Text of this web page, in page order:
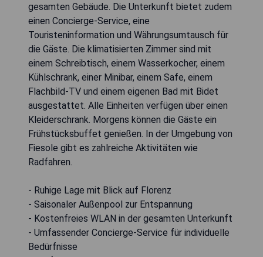
gesamten Gebäude. Die Unterkunft bietet zudem
einen Concierge-Service, eine
Touristeninformation und Währungsumtausch für
die Gäste. Die klimatisierten Zimmer sind mit
einem Schreibtisch, einem Wasserkocher, einem
Kühlschrank, einer Minibar, einem Safe, einem
Flachbild-TV und einem eigenen Bad mit Bidet
ausgestattet. Alle Einheiten verfügen über einen
Kleiderschrank. Morgens können die Gäste ein
Frühstücksbuffet genießen. In der Umgebung von
Fiesole gibt es zahlreiche Aktivitäten wie
Radfahren.
- Ruhige Lage mit Blick auf Florenz
- Saisonaler Außenpool zur Entspannung
- Kostenfreies WLAN in der gesamten Unterkunft
- Umfassender Concierge-Service für individuelle
Bedürfnisse